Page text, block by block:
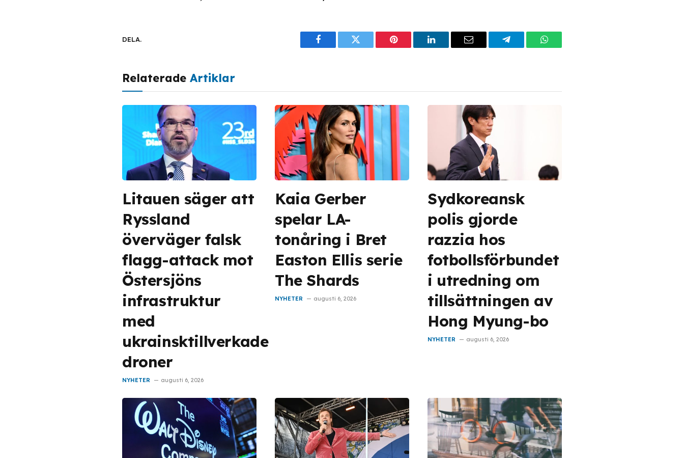
DELA.
FacebookTwitter PinterestLinkedInEmail TelegramWhatsApp
Relaterade Artiklar
Litauen säger att
Ryssland
överväger falsk
flagg-attack mot
Östersjöns
infrastruktur
med
ukrainsktillverkade
droner
NYHETER augusti 6, 2026
Kaia Gerber
spelar LA-
tonåring i Bret
Easton Ellis serie
The Shards
NYHETER augusti 6, 2026
Sydkoreansk
polis gjorde
razzia hos
fotbollsförbundet
i utredning om
tillsättningen av
Hong Myung-bo
NYHETER augusti 6, 2026